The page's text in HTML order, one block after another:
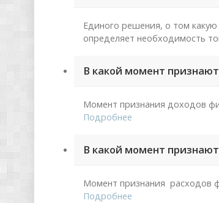
Единого решения, о том какую
определяет необходимость
В какой момент
Момент признания доходов
Подробнее
В какой момент
Момент признания расходов
Подробнее